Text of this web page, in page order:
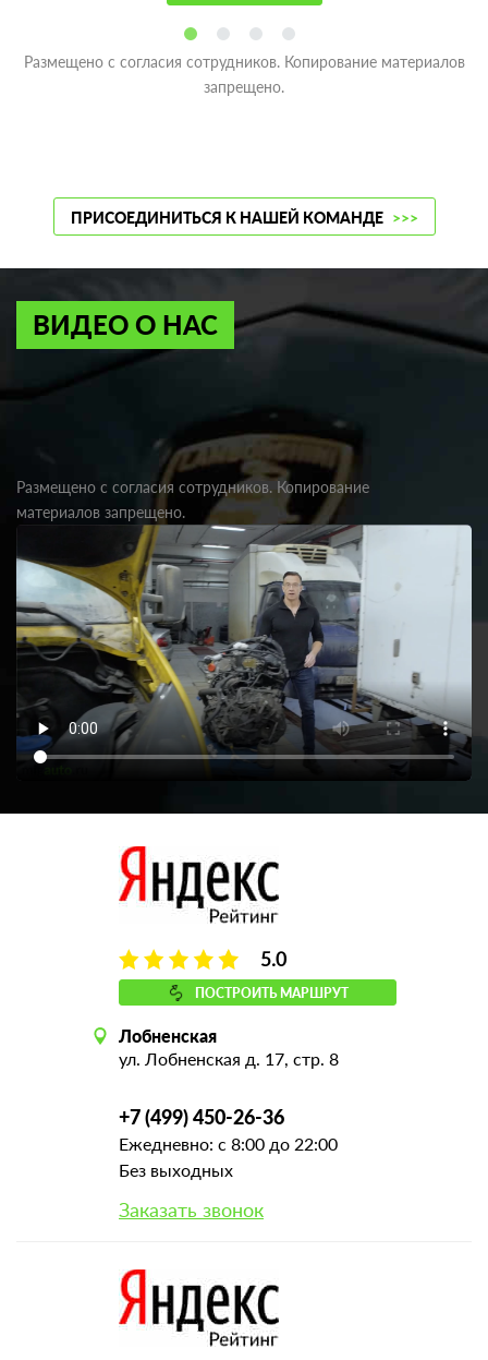
Размещено с согласия сотрудников. Копирование материалов
запрещено.
ПРИСОЕДИНИТЬСЯ К НАШЕЙ КОМАНДЕ >>>
ВИДЕО О НАС
Размещено с согласия сотрудников. Копирование
материалов запрещено.
5.0
ПОСТРОИТЬ МАРШРУТ
Лобненская
ул. Лобненская д. 17, стр. 8
+7 (499) 450-26-36
Ежедневно: с 8:00 до 22:00
Без выходных
Заказать звонок